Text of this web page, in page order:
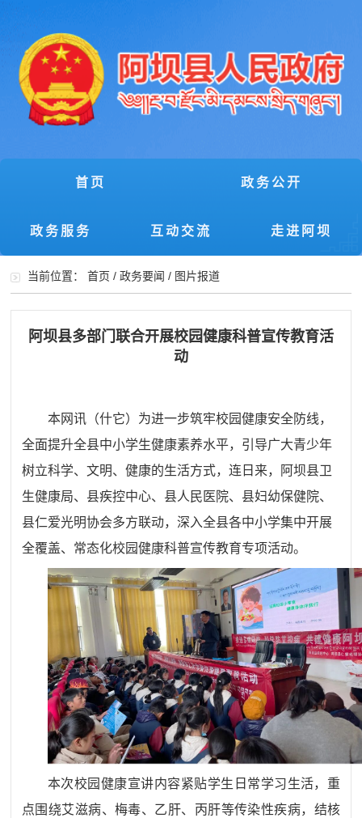
首页 政务公开
政务服务 互动交流 走进阿坝
当前位置：首页 /政务要闻 / 图片报道
阿坝县多部门联合开展校园健康科普宣传教育活
动
本网讯（什它） 为进一步筑牢校园健康安全防线，
全面提升全县中小学生健康素养水平，引导广大青少年
树立科学、文明、健康的生活方式，连日来，阿坝县卫
生健康局、县疾控中心、县人民医院、县妇幼保健院、
县仁爱光明协会多方联动，深入全县各中小学集中开展
全覆盖、常态化校园健康科普宣传教育专项活动。
本次校园健康宣讲内容紧贴学生日常学习生活，重
点围绕艾滋病、梅毒、乙肝、丙肝等传染性疾病，结核